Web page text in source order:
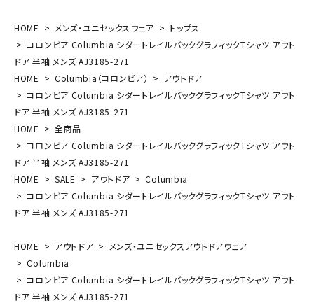
HOME メンズ・ユニセックスウェア
トップス
コロンビア Columbia シダートレイルバックグラフィックTシャツ アウト
ドア 半袖 メンズ AJ3185-271
HOME
Columbia（コロンビア）
アウトドア
コロンビア Columbia シダートレイルバックグラフィックTシャツ アウト
ドア 半袖 メンズ AJ3185-271
HOME
全商品
コロンビア Columbia シダートレイルバックグラフィックTシャツ アウト
ドア 半袖 メンズ AJ3185-271
HOME
SALE アウトドア
Columbia
コロンビア Columbia シダートレイルバックグラフィックTシャツ アウト
ドア 半袖 メンズ AJ3185-271
HOME アウトドア
メンズ・ユニセックスアウトドアウェア
Columbia
コロンビア Columbia シダートレイルバックグラフィックTシャツ アウト
ドア 半袖 メンズ AJ3185-271